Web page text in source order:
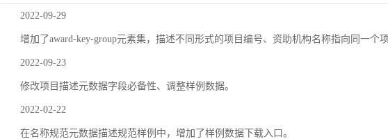
2022-09-29
增加了award-key-group元素集，描述不同形式的项目编号、资助机构名称指向同一个项
2022-09-23
修改项目描述元数据字段必备性、调整样例数据。
2022-02-22
在名称规范元数据描述规范样例中，增加了样例数据下载入口。